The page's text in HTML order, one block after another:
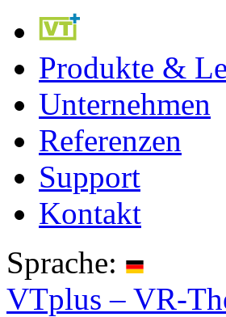
Produkte &
Unternehmen
Referenzen
Support
Kontakt
Sprache:
VTplus – VR-